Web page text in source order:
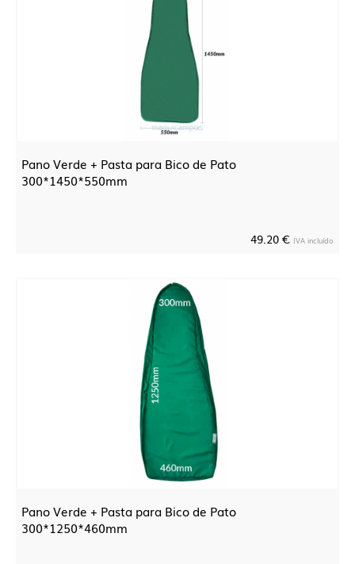
Pano Verde + Pasta para Bico de Pato
300*1450*550mm
49.20 € IVA incluído
Pano Verde + Pasta para Bico de Pato
300*1250*460mm